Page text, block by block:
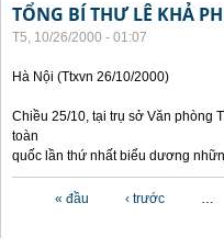
TỔNG BÍ THƯ LÊ KHẢ
T5, 10/26/2000 - 01:07
Hà Nội (Ttxvn 26/10/2000)
Chiều 25/10, tại trụ sở Văn phòng
toàn
quốc lần thứ nhất biểu dương
« đầu ‹ trước …